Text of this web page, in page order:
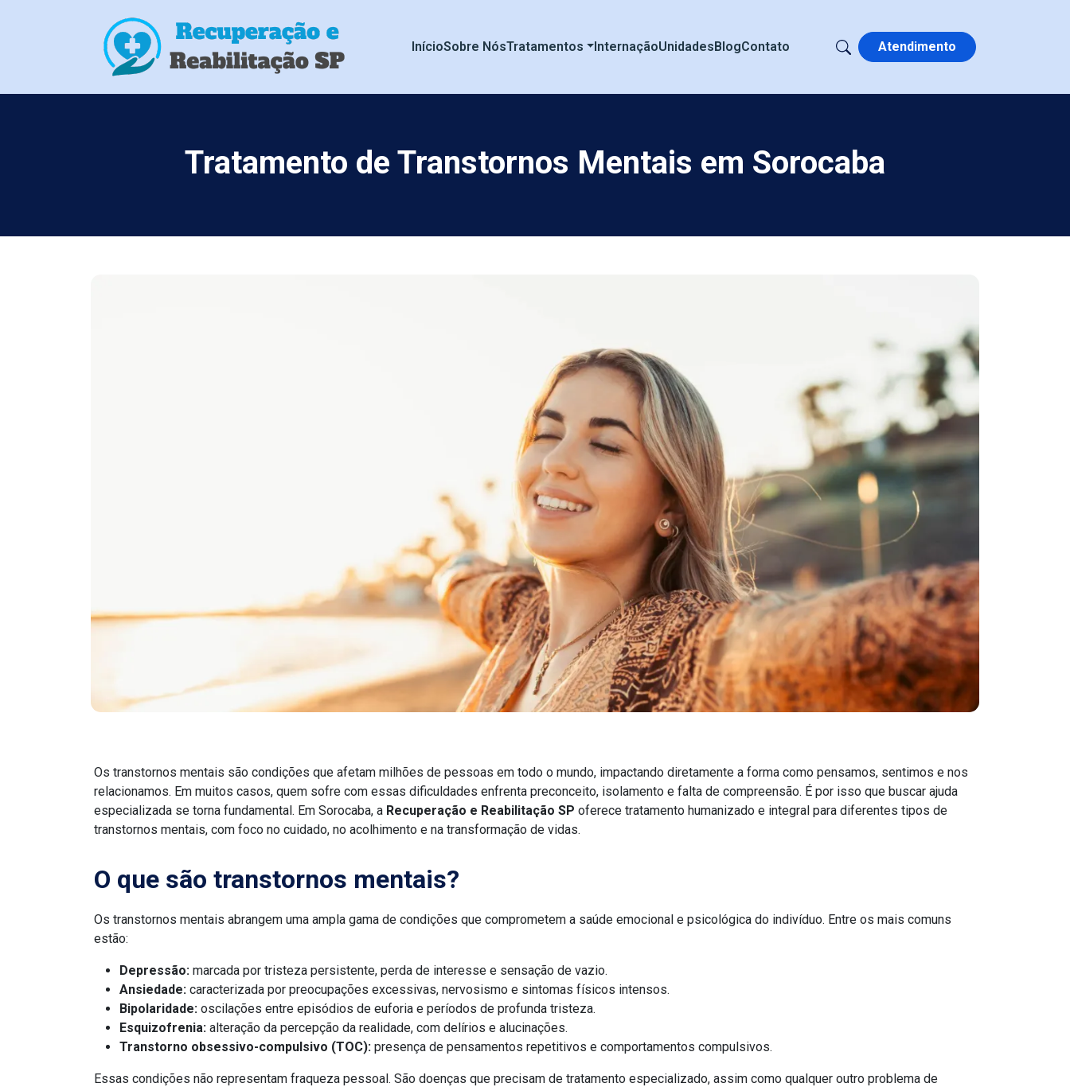
InícioSobre NósTratamentos InternaçãoUnidadesBlogContato Atendimento
Tratamento de Transtornos Mentais em Sorocaba
Os transtornos mentais são condições que afetam milhões de pessoas em todo o mundo, impactando diretamente a forma como pensamos, sentimos e nos
relacionamos. Em muitos casos, quem sofre com essas dificuldades enfrenta preconceito, isolamento e falta de compreensão. É por isso que buscar ajuda
especializada se torna fundamental. Em Sorocaba, a Recuperação e Reabilitação SP oferece tratamento humanizado e integral para diferentes tipos de
transtornos mentais, com foco no cuidado, no acolhimento e na transformação de vidas.
O que são transtornos mentais?
Os transtornos mentais abrangem uma ampla gama de condições que comprometem a saúde emocional e psicológica do indivíduo. Entre os mais comuns
estão:
Depressão: marcada por tristeza persistente, perda de interesse e sensação de vazio.
Ansiedade: caracterizada por preocupações excessivas, nervosismo e sintomas físicos intensos.
Bipolaridade: oscilações entre episódios de euforia e períodos de profunda tristeza.
Esquizofrenia: alteração da percepção da realidade, com delírios e alucinações.
Transtorno obsessivo-compulsivo (TOC): presença de pensamentos repetitivos e comportamentos compulsivos.
Essas condições não representam fraqueza pessoal. São doenças que precisam de tratamento especializado, assim como qualquer outro problema de